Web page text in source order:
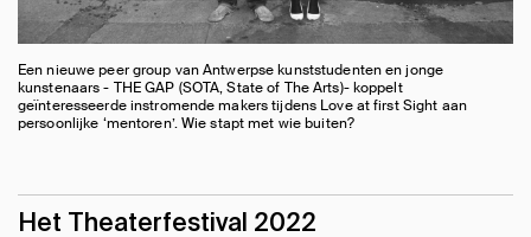
Een nieuwe peer group van Antwerpse kunststudenten en jonge
kunstenaars - THE GAP (SOTA, State of The Arts)- koppelt
geïnteresseerde instromende makers tijdens Love at first Sight aan
persoonlijke ‘mentoren’. Wie stapt met wie buiten?
Het Theaterfestival 2022